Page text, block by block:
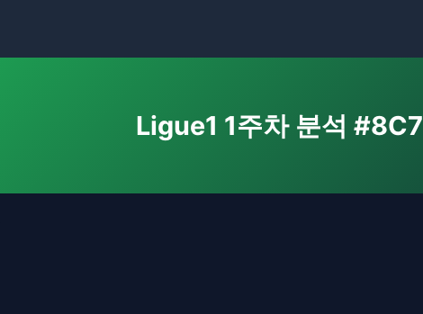
Ligue1 1주차 분석 #8C7